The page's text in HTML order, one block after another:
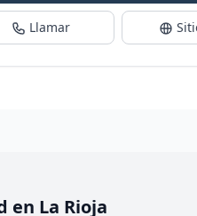
Llamar
en La Rioja